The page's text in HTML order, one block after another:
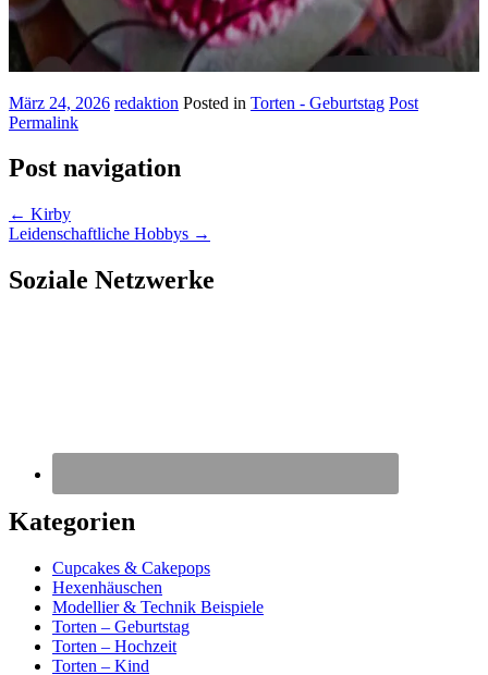
März 24, 2026 redaktion Posted in Torten - Geburtstag Post
Permalink
Post navigation
← Kirby
Leidenschaftliche Hobbys →
Soziale Netzwerke
Kategorien
Cupcakes & Cakepops
Hexenhäuschen
Modellier & Technik Beispiele
Torten – Geburtstag
Torten – Hochzeit
Torten – Kind